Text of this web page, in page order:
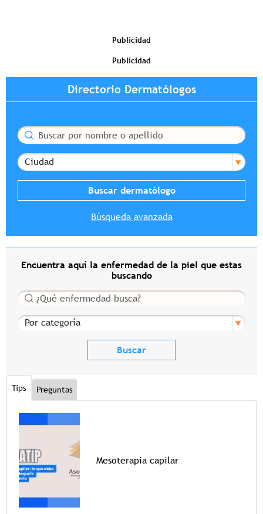
Publicidad
Publicidad
Directorio Dermatólogos
Buscar
Ciudad
Búsqueda avanzada
Encuentra aquí la enfermedad de la piel que estas
buscando
Buscar
Por categoría
Tips Preguntas
Mesoterapia capilar